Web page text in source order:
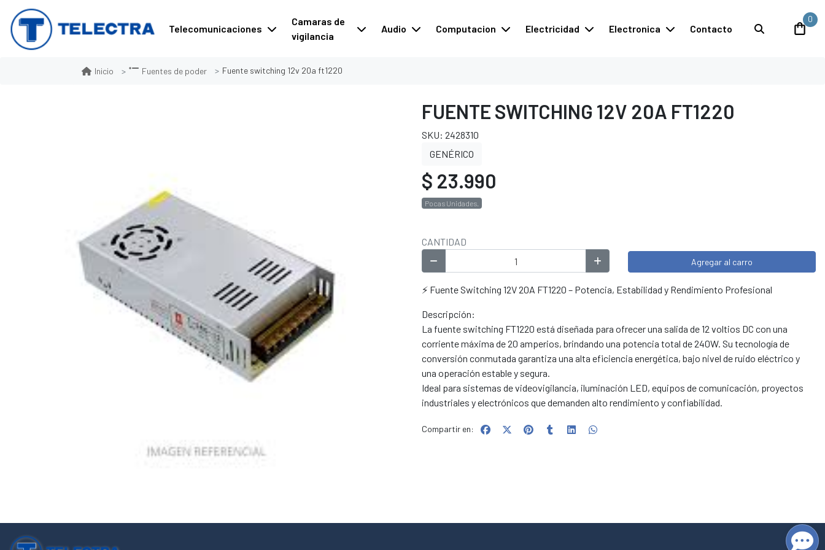
Telecomunicaciones
Camaras de
vigilancia
Audio Computacion Electricidad Electronica Contacto
0
Inicio Fuentes de poder Fuente switching 12v 20a ft1220
FUENTE SWITCHING 12V 20A FT1220
SKU: 2428310
GENÉRICO
$ 23.990
Pocas Unidades.
CANTIDAD
Agregar al carro
⚡ Fuente Switching 12V 20A FT1220 – Potencia, Estabilidad y Rendimiento Profesional
Descripción:
La fuente switching FT1220 está diseñada para ofrecer una salida de 12 voltios DC con una
corriente máxima de 20 amperios, brindando una potencia total de 240W. Su tecnología de
conversión conmutada garantiza una alta eficiencia energética, bajo nivel de ruido eléctrico y
una operación estable y segura.
Ideal para sistemas de videovigilancia, iluminación LED, equipos de comunicación, proyectos
industriales y electrónicos que demanden alto rendimiento y confiabilidad.
Compartir en: